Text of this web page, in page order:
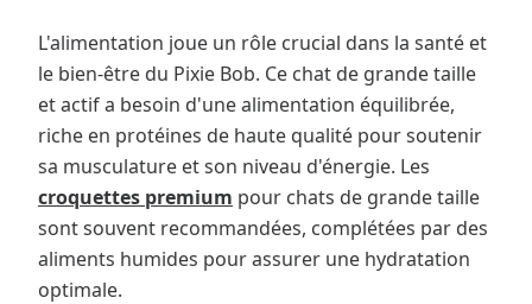
L'alimentation joue un rôle crucial dans la santé et
le bien-être du Pixie Bob. Ce chat de grande taille
et actif a besoin d'une alimentation équilibrée,
riche en protéines de haute qualité pour soutenir
sa musculature et son niveau d'énergie. Les
croquettes premium pour chats de grande taille
sont souvent recommandées, complétées par des
aliments humides pour assurer une hydratation
optimale.